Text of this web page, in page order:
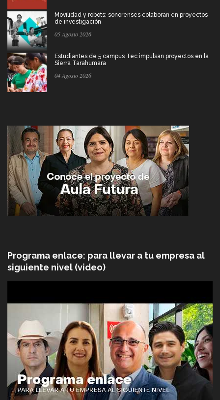
Movilidad y robots: sonorenses colaboran en proyectos
de investigación
05 Agosto 2026
Estudiantes de 5 campus Tec impulsan proyectos en la
Sierra Tarahumara
04 Agosto 2026
Programa enlace: para llevar a tu empresa al
siguiente nivel (video)